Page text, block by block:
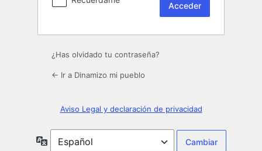
¿Has olvidado tu contraseña?
← Ir a Dinamizo mi pueblo
Aviso Legal y declaración de privacidad
Idioma